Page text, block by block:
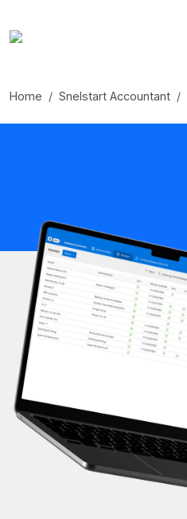
Home Snelstart Accountant